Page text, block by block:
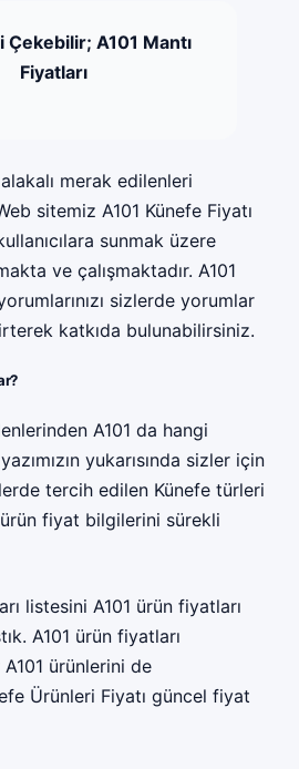
Çekebilir; A101 Mantı
Fiyatları
merak edilenleri
sitemiz A101 Künefe Fiyatı
sunmak üzere
ve çalışmaktadır. A101
sizlerde yorumlar
katkıda bulunabilirsiniz.
A101 da hangi
yukarısında sizler için
tercih edilen Künefe türleri
fiyat bilgilerini sürekli
listesini A101 ürün fiyatları
A101 ürün fiyatları
ürünlerini de
Ürünleri Fiyatı güncel fiyat